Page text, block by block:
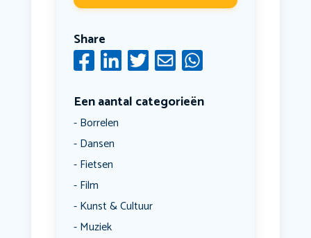
Share
Een aantal categorieën
Borrelen
Dansen
Fietsen
Film
Kunst & Cultuur
Muziek